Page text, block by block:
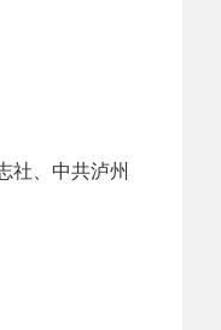
社、中共泸州